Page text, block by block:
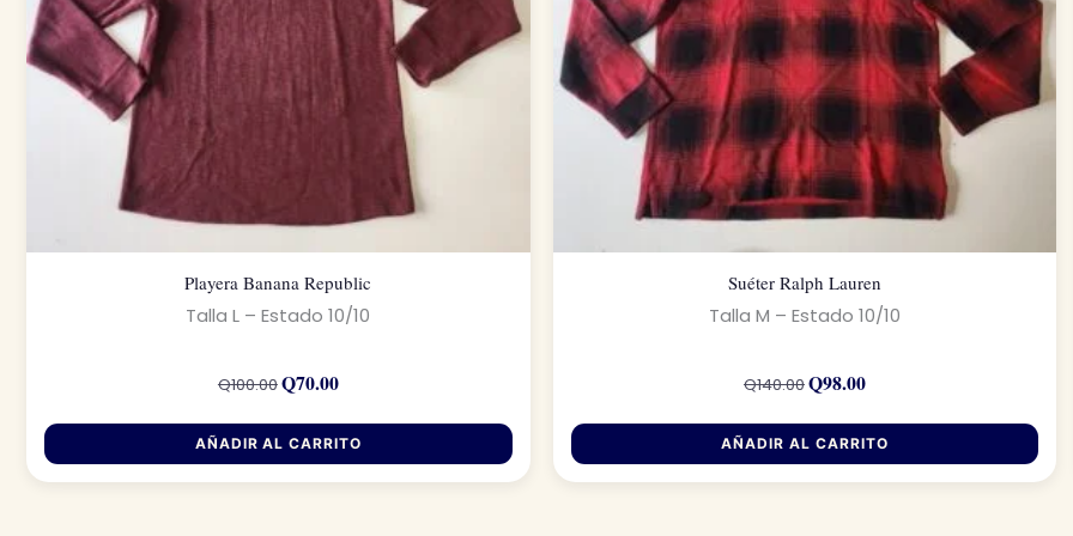
Playera Banana Republic
Talla L – Estado 10/10
Q100.00precio
original
era:
Q100.00.
Q70.00precio
es:
Q70.00.
AÑADIR AL CARRITO
Suéter Ralph Lauren
Talla M – Estado 10/10
Q140.00precio
original
era:
Q140.00.
Q98.00precio
es:
Q98.00.
AÑADIR AL CARRITO